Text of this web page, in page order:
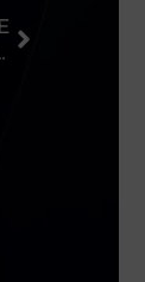
in je besluit?